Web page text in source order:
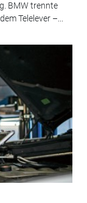
BMW trennte
Telelever –...